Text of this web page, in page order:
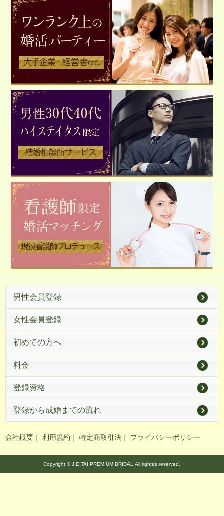
男性会員登録
女性会員登録
初めての方へ
料金
登録資格
登録から成婚までの流れ
会社概要 ｜ 利用規約 ｜ 特定商取引法 ｜ プライバシーポリシー
Copyright © JIEITAI PREMIUM BRIDAL All rightas reserved.